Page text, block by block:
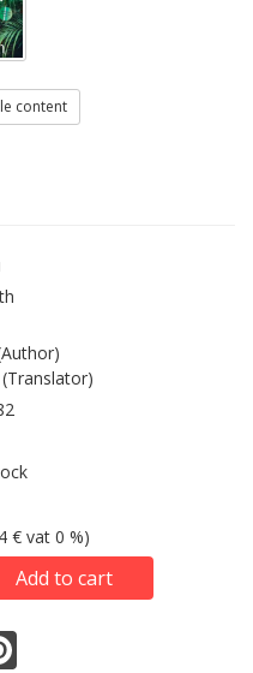
content
(Translator)
€ vat 0 %)
Add to cart